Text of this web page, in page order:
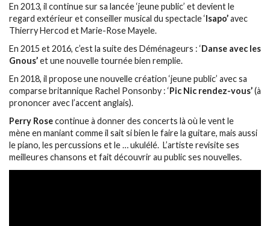
En 2013, il continue sur sa lancée ‘jeune public’ et devient le
regard extérieur et conseiller musical du spectacle ‘Isapo’avec
Thierry Hercod et Marie-Rose Mayele.
En 2015 et 2016, c’est la suite des Déménageurs : ‘Danse avec les
Gnous’et une nouvelle tournée bien remplie.
En 2018, il propose une nouvelle création ‘jeune public’ avec sa
comparse britannique Rachel Ponsonby : ‘Pic Nic rendez-vous’(à
prononcer avec l’accent anglais).
Perry Rosecontinue à donner des concerts là où le vent le
mène en maniant comme il sait si bien le faire la guitare, mais aussi
le piano, les percussions et le … ukulélé. L’artiste revisite ses
meilleures chansons et fait découvrir au public ses nouvelles.